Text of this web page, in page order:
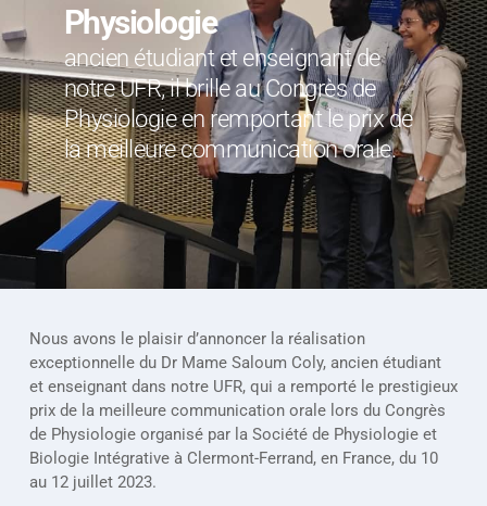
Physiologie
ancien étudiant et enseignant de
notre UFR, il brille au Congrès de
Physiologie en remportant le prix de
la meilleure communication orale.
Nous avons le plaisir d’annoncer la réalisation
exceptionnelle du Dr Mame Saloum Coly, ancien étudiant
et enseignant dans notre UFR, qui a remporté le prestigieux
prix de la meilleure communication orale lors du Congrès
de Physiologie organisé par la Société de Physiologie et
Biologie Intégrative à Clermont-Ferrand, en France, du 10
au 12 juillet 2023.